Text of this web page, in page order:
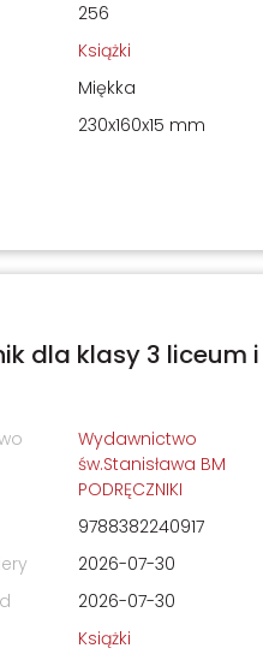
256
Książki
Miękka
230x160x15 mm
dla klasy 3 liceum i
Wydawnictwo
św.Stanisława BM
PODRĘCZNIKI
9788382240917
2026-07-30
2026-07-30
Książki